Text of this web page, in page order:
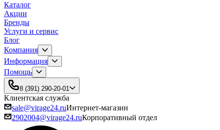
Каталог
Акции
Бренды
Услуги и сервис
Блог
Компания
Информация
Помощь
8 (391) 290-20-01
Клиентская служба
sale@virage24.ruИнтернет-магазин
2902004@virage24.ruКорпоративный отдел